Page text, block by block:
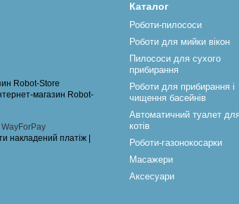
Каталог
Роботи-пилососи
Роботи для мийки вікон
Пилососи для сухого
прибирання
Роботи для прибирання і
чищення басейнів
Автоматичний туалет для
котів
Роботи-газонокосарки
Масажери
Аксесуари